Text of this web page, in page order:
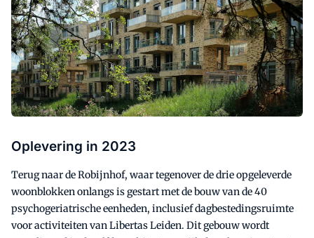
Oplevering in 2023
Terug naar de Robijnhof, waar tegenover de drie opgeleverde
woonblokken onlangs is gestart met de bouw van de 40
psychogeriatrische eenheden, inclusief dagbestedingsruimte
voor activiteiten van Libertas Leiden. Dit gebouw wordt